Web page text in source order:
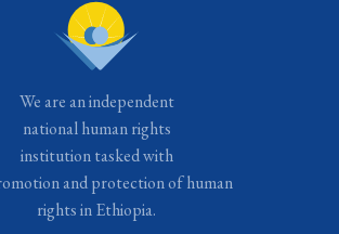
We are an independent
national human rights
institution tasked with
and protection of human
rights in Ethiopia.